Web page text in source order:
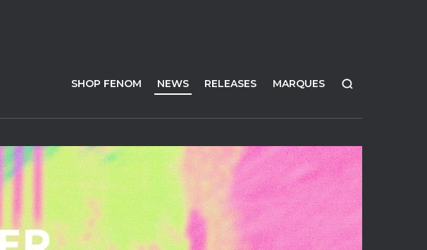
SHOP FENOM NEWS RELEASES MARQUES